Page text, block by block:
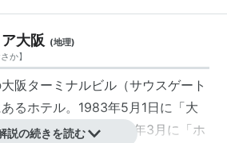
大阪 (地理)
か】
阪ターミナルビル（サウスゲート
るホテル。1983年5月1日に「大
として開業し、1995年3月に「ホ
説の続きを読む